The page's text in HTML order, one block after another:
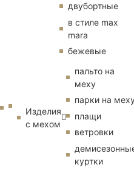
двубортные
в стиле max
mara
бежевые
Изделия
с мехом
пальто на
меху
парки на
плащи
ветровки
куртки